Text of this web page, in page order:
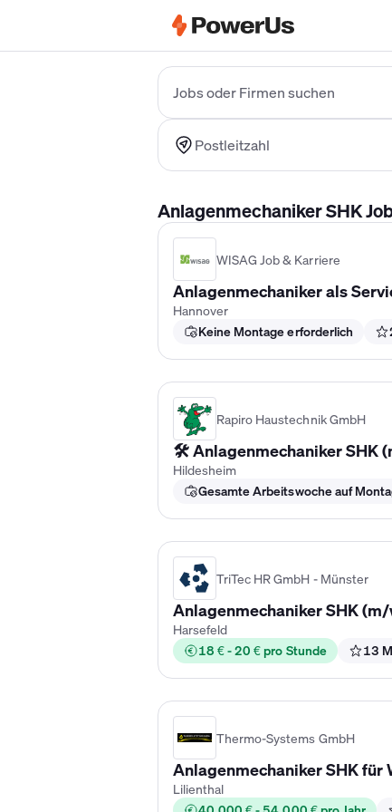
Jobs oder Firmen suchen
Postleitzahl
Anlagenmechaniker SHK
WISAG Job & Karriere
Anlagenmechaniker als
Hannover
Keine Montage erforderlich
Rapiro Haustechnik GmbH
🛠️ Anlagenmechaniker SHK
Hildesheim
Gesamte Arbeitswoche auf
TriTec HR GmbH - Münster
Anlagenmechaniker SHK
Harsefeld
18 € - 20 € pro Stunde
13
Thermo-Systems GmbH
Anlagenmechaniker SHK
Lilienthal